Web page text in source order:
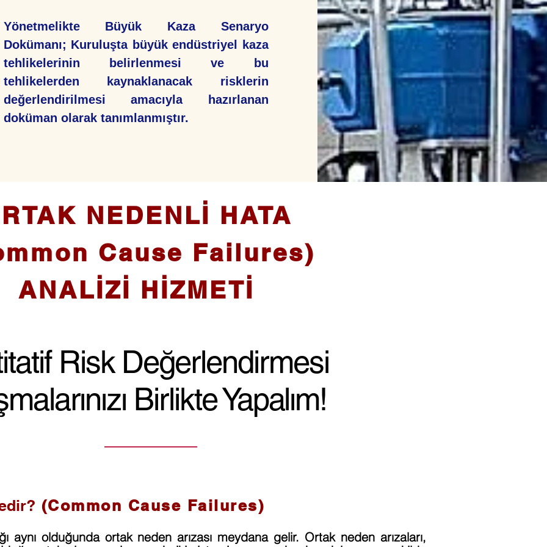
Yönetmelikte Büyük Kaza Senaryo
Dokümanı; Kuruluşta büyük endüstriyel kaza
tehlikelerinin belirlenmesi ve bu
tehlikelerden kaynaklanacak risklerin
değerlendirilmesi amacıyla hazırlanan
doküman olarak tanımlanmıştır.
NEDENLİ HATA
Cause Failures)
ANALİZİ HİZMETİ
Risk Değerlendirmesi
Birlikte Yapalım!
(Common Cause Failures)
aynı olduğunda ortak neden arızası meydana gelir. Ortak neden arızaları,